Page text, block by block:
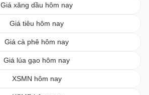
Giá xăng dầu hôm nay
Giá tiêu hôm nay
Giá cà phê hôm nay
Giá lúa gạo hôm nay
XSMN hôm nay